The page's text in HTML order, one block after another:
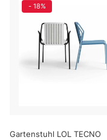
analizzare il nostro
nostri partner che si
pubblicità e social
con altre
- 18%
Gartenstuhl LOL TECNO